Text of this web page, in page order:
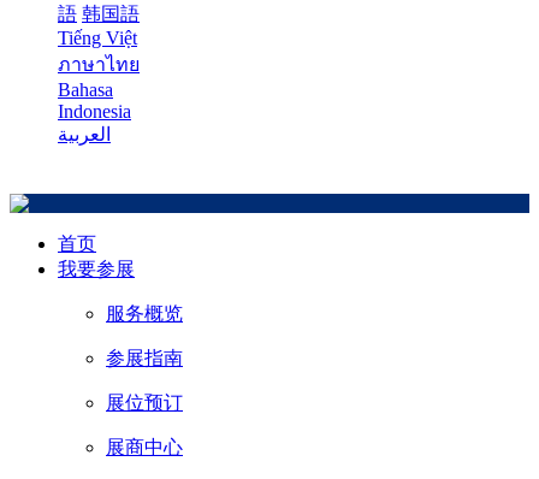
語 韩国語
Tiếng Việt
ภาษาไทย
Bahasa
Indonesia
العربية
首页
我要参展
服务概览
参展指南
展位预订
展商中心